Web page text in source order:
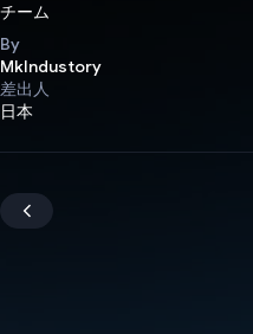
チーム
By
MkIndustory
差出人
日本